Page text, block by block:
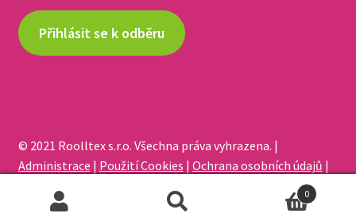
Přihlásit se k odběru
© 2021 Roolltex s.r.o. Všechna práva vyhrazena. |
Administrace | Použití Cookies | Ochrana osobních údajů |
0